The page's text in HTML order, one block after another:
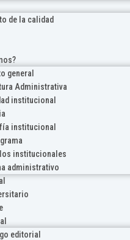
de la calidad
general
Administrativa
institucional
institucional
institucionales
administrativo
editorial